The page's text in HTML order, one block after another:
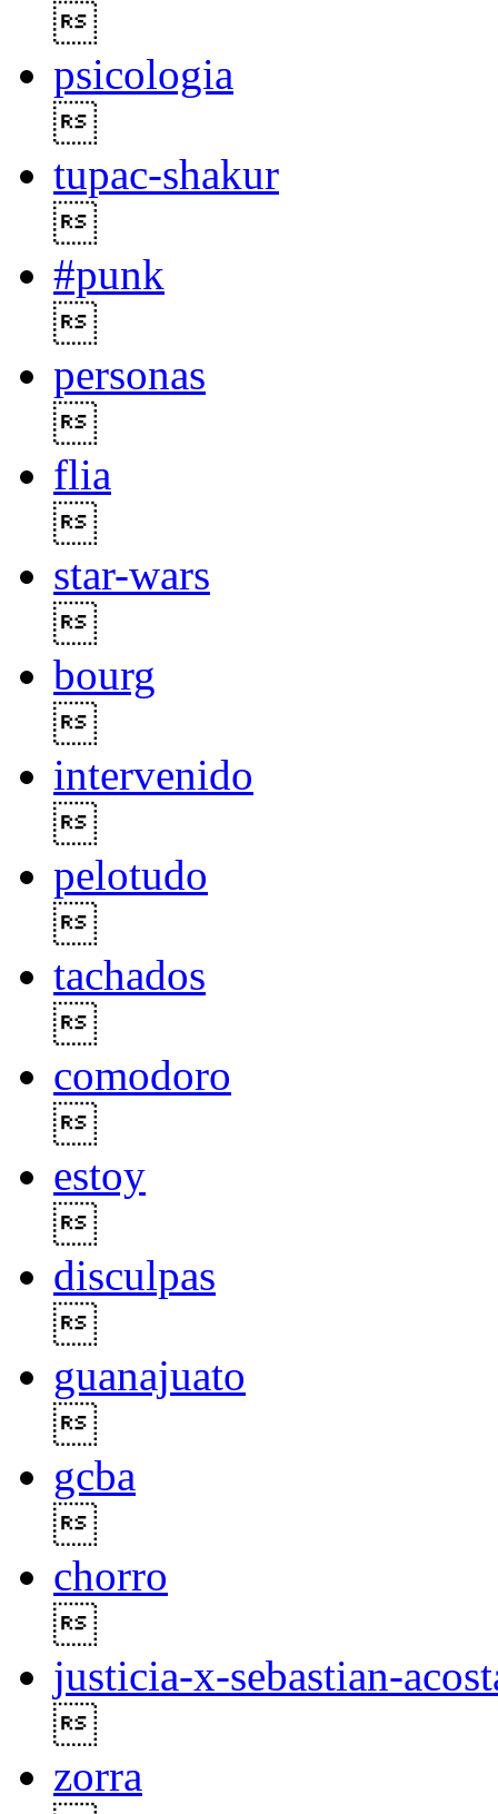
psicologia
tupac-shakur
#punk
personas
flia
star-wars
bourg
intervenido
pelotudo
tachados
comodoro
estoy
disculpas
guanajuato
gcba
chorro
justicia-x-sebastian-
zorra